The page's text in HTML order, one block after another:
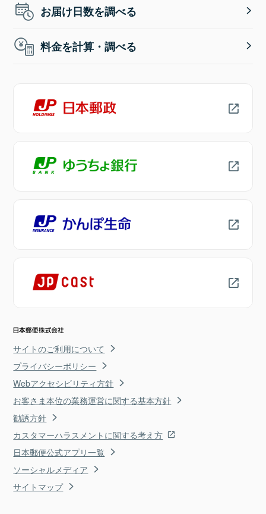
お届け日数を調べる
料金を計算・調べる
サイトのご利用について
プライバシーポリシー
Webアクセシビリティ方針
お客さま本位の業務運営に関する基本方針
勧誘方針
カスタマーハラスメントに関する考え方
日本郵便公式アプリ一覧
ソーシャルメディア
サイトマップ